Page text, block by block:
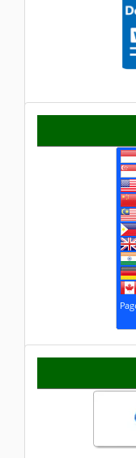
Statistik
Indexing